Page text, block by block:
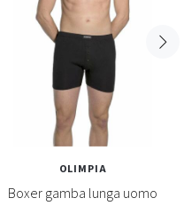
OLIMPIA
Boxer gamba lunga uomo